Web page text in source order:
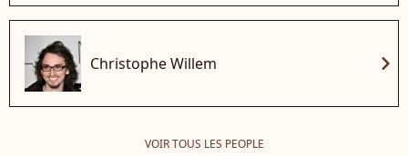
Christophe Willem chevron_right
VOIR TOUS LES PEOPLE